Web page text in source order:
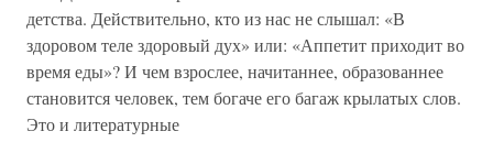
детства. Действительно, кто из нас не слышал: «В
здоровом теле здоровый дух» или: «Аппетит приходит во
время еды»? И чем взрослее, начитаннее, образованнее
становится человек, тем богаче его багаж крылатых слов.
Это и литературные